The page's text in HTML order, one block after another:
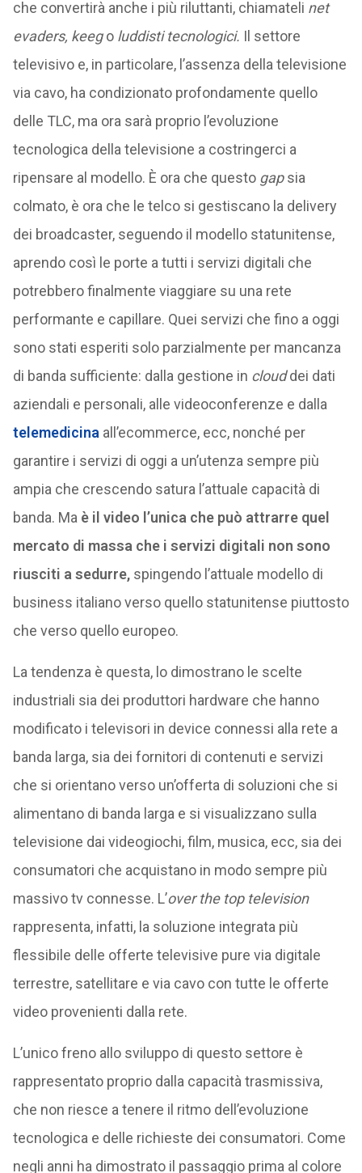
che convertirà anche i più riluttanti, chiamateli net
evaders, keego luddisti tecnologici. Il settore
televisivo e, in particolare, l’assenza della televisione
via cavo, ha condizionato profondamente quello
delle TLC, ma ora sarà proprio l’evoluzione
tecnologica della televisione a costringerci a
ripensare al modello. È ora che questo gapsia
colmato, è ora che le telco si gestiscano la delivery
dei broadcaster, seguendo il modello statunitense,
aprendo così le porte a tutti i servizi digitali che
potrebbero finalmente viaggiare su una rete
performante e capillare. Quei servizi che fino a oggi
sono stati esperiti solo parzialmente per mancanza
di banda sufficiente: dalla gestione in clouddei dati
aziendali e personali, alle videoconferenze e dalla
telemedicina all’ecommerce, ecc, nonché per
garantire i servizi di oggi a un’utenza sempre più
ampia che crescendo satura l’attuale capacità di
banda. Ma è il video l’unica che può attrarre quel
mercato di massa che i servizi digitali non sono
riusciti a sedurre, spingendo l’attuale modello di
business italiano verso quello statunitense piuttosto
che verso quello europeo.
La tendenza è questa, lo dimostrano le scelte
industriali sia dei produttori hardware che hanno
modificato i televisori in device connessi alla rete a
banda larga, sia dei fornitori di contenuti e servizi
che si orientano verso un’offerta di soluzioni che si
alimentano di banda larga e si visualizzano sulla
televisione dai videogiochi, film, musica, ecc, sia dei
consumatori che acquistano in modo sempre più
massivo tv connesse. L’over the top television
rappresenta, infatti, la soluzione integrata più
flessibile delle offerte televisive pure via digitale
terrestre, satellitare e via cavo con tutte le offerte
video provenienti dalla rete.
L’unico freno allo sviluppo di questo settore è
rappresentato proprio dalla capacità trasmissiva,
che non riesce a tenere il ritmo dell’evoluzione
tecnologica e delle richieste dei consumatori. Come
negli anni ha dimostrato il passaggio prima al colore